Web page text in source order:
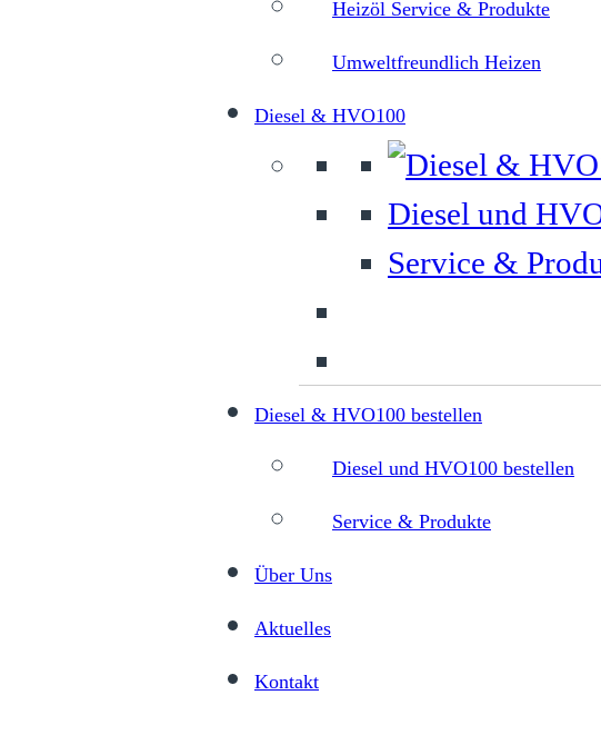
Heizöl Service & Produkte
Umweltfreundlich Heizen
Diesel & HVO100
Diesel und
Service &
Diesel & HVO100 bestellen
Diesel und HVO100 bestellen
Service & Produkte
Über Uns
Aktuelles
Kontakt